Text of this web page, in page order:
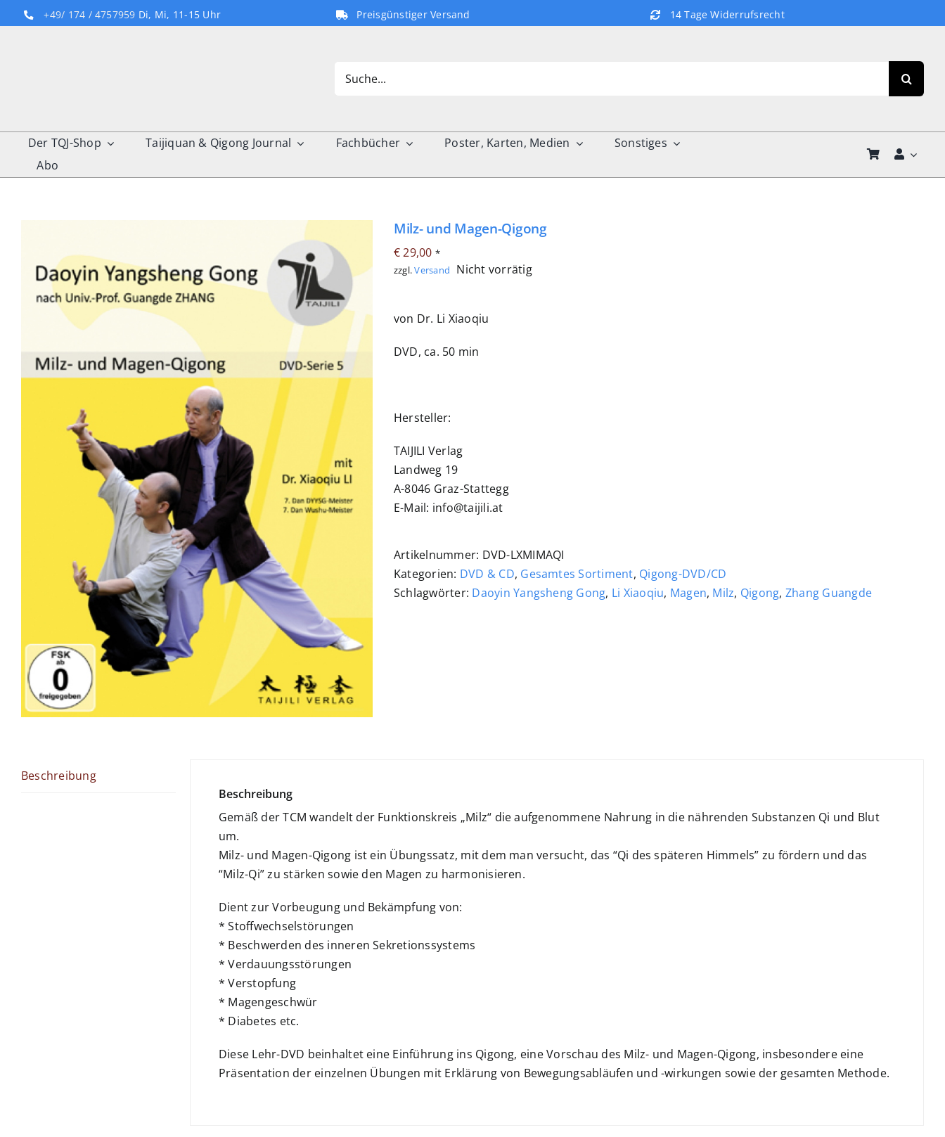
to
+49/ 174 / 4757959 Di, Mi, 11-15 Uhr Preisgünstiger Versand 14 Tage Widerrufsrecht
Der TQJ-Shop Taijiquan & Qigong Journal Fachbücher Poster, Karten, Medien
Sonstiges
Abo
Milz- und Magen-Qigong
€29,00 *
zzgl.Versand Nicht vorrätig
von Dr. Li Xiaoqiu
DVD, ca. 50 min
Hersteller:
TAIJILI Verlag
Landweg 19
A-8046 Graz-Stattegg
E-Mail: info@taijili.at
Artikelnummer: DVD-LXMIMAQI
Kategorien: DVD & CD, Gesamtes Sortiment, Qigong-DVD/CD
Schlagwörter: Daoyin Yangsheng Gong, Li Xiaoqiu, Magen, Milz, Qigong, Zhang Guangde
Beschreibung
Beschreibung
Gemäß der TCM wandelt der Funktionskreis „Milz“ die aufgenommene Nahrung in die nährenden Substanzen Qi und Blut
um.
Milz- und Magen-Qigong ist ein Übungssatz, mit dem man versucht, das “Qi des späteren Himmels” zu fördern und das
“Milz-Qi” zu stärken sowie den Magen zu harmonisieren.
Dient zur Vorbeugung und Bekämpfung von:
* Stoffwechselstörungen
* Beschwerden des inneren Sekretionssystems
* Verdauungsstörungen
* Verstopfung
* Magengeschwür
* Diabetes etc.
Diese Lehr-DVD beinhaltet eine Einführung ins Qigong, eine Vorschau des Milz- und Magen-Qigong, insbesondere eine
Präsentation der einzelnen Übungen mit Erklärung von Bewegungsabläufen und -wirkungen sowie der gesamten Methode.